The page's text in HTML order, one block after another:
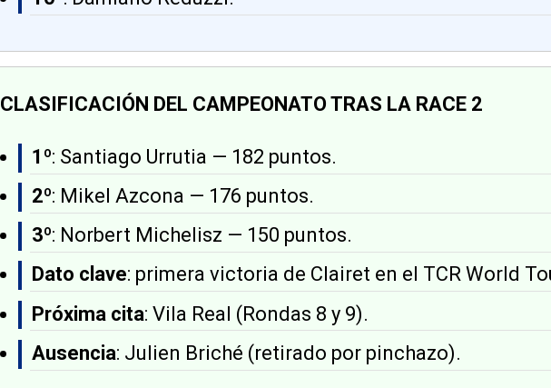
CLASIFICACIÓN DEL CAMPEONATO TRAS LA RACE 2
1º: Santiago Urrutia — 182 puntos.
2º: Mikel Azcona — 176 puntos.
3º: Norbert Michelisz — 150 puntos.
Dato clave: primera victoria de Clairet en el TCR World
Próxima cita: Vila Real (Rondas 8 y 9).
Ausencia: Julien Briché (retirado por pinchazo).